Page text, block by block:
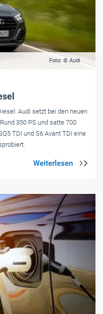
Foto: © Audi
Audi setzt bei den neuen
350 PS und satte 700
TDI und S6 Avant TDI eine